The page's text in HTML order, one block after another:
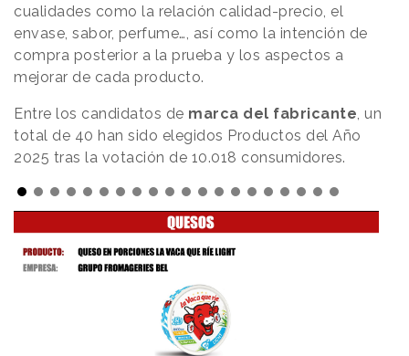
cualidades como la relación calidad-precio, el
envase, sabor, perfume…, así como la intención de
compra posterior a la prueba y los aspectos a
mejorar de cada producto.
Entre los candidatos de marca del fabricante, un
total de 40 han sido elegidos Productos del Año
2025 tras la votación de 10.018 consumidores.